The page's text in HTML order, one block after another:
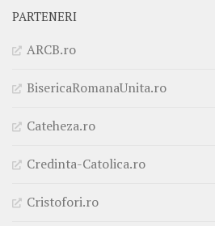
PARTENERI
ARCB.ro
BisericaRomanaUnita.ro
Cateheza.ro
Credinta-Catolica.ro
Cristofori.ro